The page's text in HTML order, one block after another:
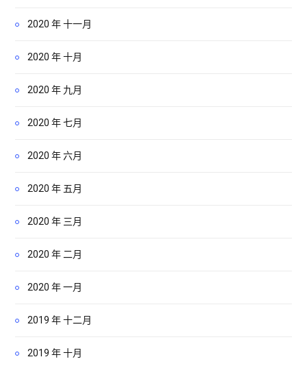
2020 年 十一月
2020 年 十月
2020 年 九月
2020 年 七月
2020 年 六月
2020 年 五月
2020 年 三月
2020 年 二月
2020 年 一月
2019 年 十二月
2019 年 十月